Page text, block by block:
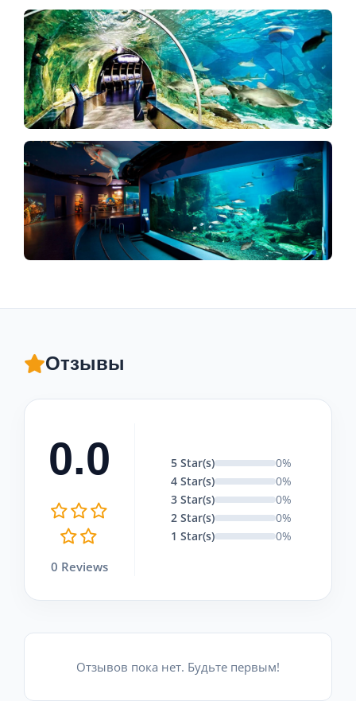
Отзывы
0.0
0 Reviews
5 Star(s)
0%
4 Star(s)
0%
3 Star(s)
0%
2 Star(s)
0%
1 Star(s)
0%
Отзывов пока нет. Будьте первым!